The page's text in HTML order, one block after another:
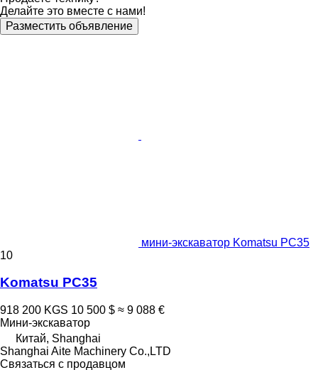
Делайте это вместе с нами!
Разместить объявление
мини-экскаватор Komatsu PC35
10
Komatsu PC35
918 200 KGS 10 500 $ ≈ 9 088 €
Мини-экскаватор
Китай, Shanghai
Shanghai Aite Machinery Co.,LTD
Связаться с продавцом